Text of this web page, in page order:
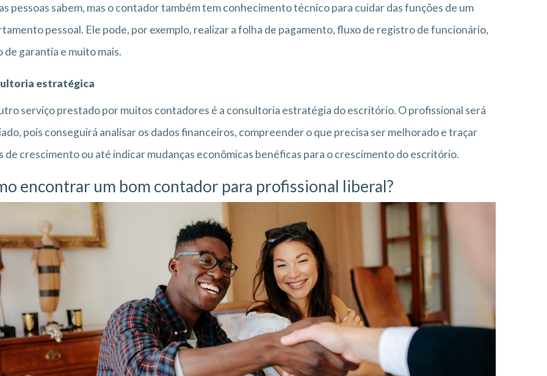
pessoas sabem, mas o contador também tem conhecimento técnico para cuidar das funções de um
pessoal. Ele pode, por exemplo, realizar a folha de pagamento, fluxo de registro de funcionário,
de garantia e muito mais.
estratégica
serviço prestado por muitos contadores é a consultoria estratégia do escritório. O profissional será
pois conseguirá analisar os dados financeiros, compreender o que precisa ser melhorado e traçar
de crescimento ou até indicar mudanças econômicas benéficas para o crescimento do escritório.
encontrar um bom contador para profissional liberal?